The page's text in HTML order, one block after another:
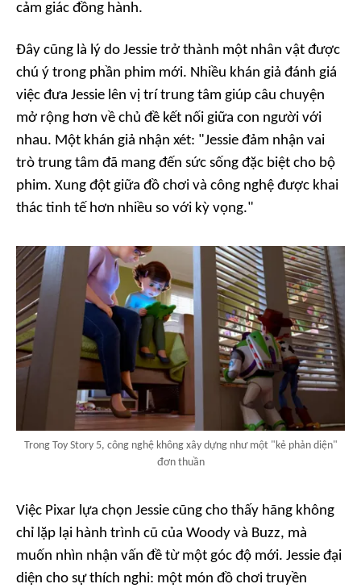
cảm giác đồng hành.
Đây cũng là lý do Jessie trở thành một nhân vật được
chú ý trong phần phim mới. Nhiều khán giả đánh giá
việc đưa Jessie lên vị trí trung tâm giúp câu chuyện
mở rộng hơn về chủ đề kết nối giữa con người với
nhau. Một khán giả nhận xét: "Jessie đảm nhận vai
trò trung tâm đã mang đến sức sống đặc biệt cho bộ
phim. Xung đột giữa đồ chơi và công nghệ được khai
thác tinh tế hơn nhiều so với kỳ vọng."
Trong Toy Story 5, công nghệ không xây dựng như một "kẻ phản diện"
đơn thuần
Việc Pixar lựa chọn Jessie cũng cho thấy hãng không
chỉ lặp lại hành trình cũ của Woody và Buzz, mà
muốn nhìn nhận vấn đề từ một góc độ mới. Jessie đại
diện cho sự thích nghi: một món đồ chơi truyền